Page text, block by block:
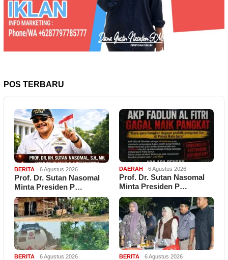
POS TERBARU
BERITA 6 Agustus 2026
Prof. Dr. Sutan Nasomal
Minta Presiden P…
DAERAH 6 Agustus 2026
Prof. Dr. Sutan Nasomal
Minta Presiden P…
BERITA 6 Agustus 2026 BERITA 6 Agustus 2026